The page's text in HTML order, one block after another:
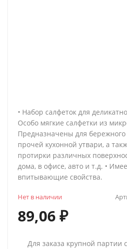
• Набор салфеток для
Особо мягкие салфетки из
Предназначены для
прочей кухонной утвари, а
протирки различных
дома, в офисе, авто и т.д. •
впитывающие свойства.
Нет в наличии
89,06₽
Для заказа крупной партии